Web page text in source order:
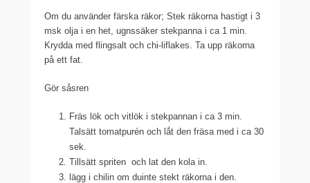
Om du använder färska räkor; Stek räkorna hastigt i 3
msk olja i en het, ugnssäker stekpanna i ca 1 min.
Krydda med flingsalt och chi-liflakes. Ta upp räkorna
på ett fat.
Gör såsren
Fräs lök och vitlök i stekpannan i ca 3 min.
Talsätt tomatpurén och lắt den fräsa med i ca 30
sek.
Tillsätt spriten och lat den kola in.
lägg i chilin om duinte stekt räkorna i den.